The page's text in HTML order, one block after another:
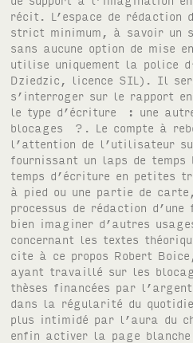
récit. L’espace de rédaction
strict minimum, à savoir un
sans aucune option de mise
utilise uniquement la police
Dziedzic, licence SIL). Il
s’interroger sur le rapport
le type d’écriture : une
blocages ?. Le compte à
l’attention de l’utilisateur
fournissant un laps de temps
temps d’écriture en petites
à pied ou une partie de
processus de rédaction
bien imaginer d’autres
concernant les textes
cite à ce propos Robert
ayant travaillé sur les
thèses financées par
dans la régularité du
plus intimidé par l’aura du
enfin activer la page blanche.